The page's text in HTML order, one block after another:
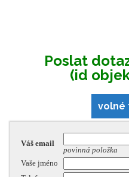
Poslat
(id
volné